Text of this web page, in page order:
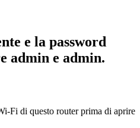
e la password
admin e admin.
di questo router prima di aprire